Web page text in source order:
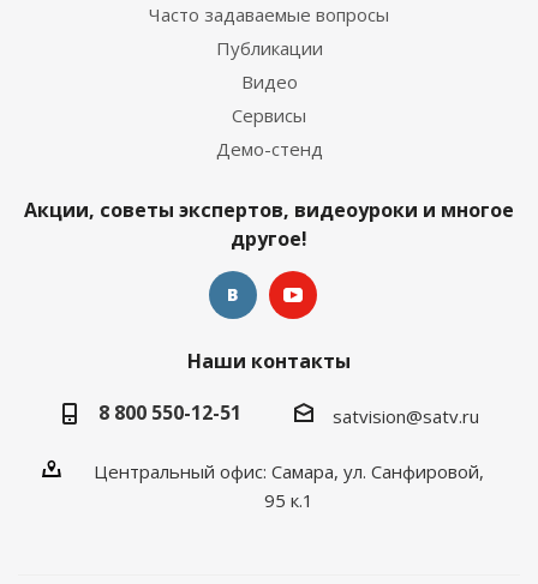
Часто задаваемые вопросы
Публикации
Видео
Сервисы
Демо-стенд
Акции, советы экспертов, видеоуроки и многое
другое!
Наши контакты
8 800 550-12-51
satvision@satv.ru
Центральный офис: Самара, ул. Санфировой,
95 к.1